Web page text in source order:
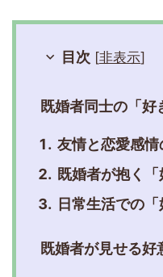
目次 [非表示]
既婚者同士の「好
友情と恋愛感情
既婚者が抱く
日常生活での
既婚者が見せる好